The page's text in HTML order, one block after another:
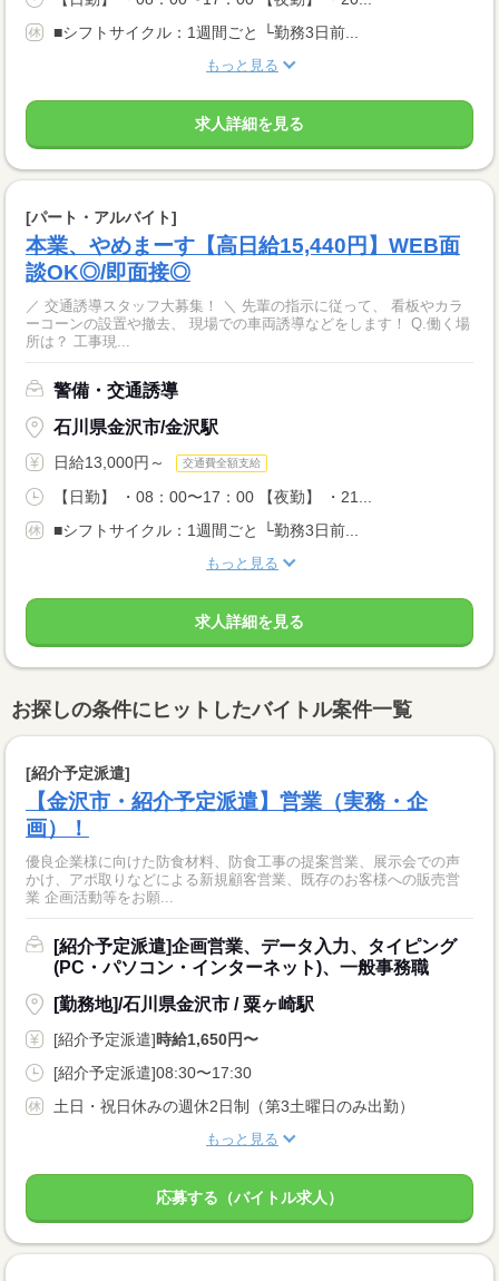
■シフトサイクル：1週間ごと └勤務3日前...
もっと見る
求人詳細を見る
[パート・アルバイト]
本業、やめまーす【高日給15,440円】WEB面
談OK◎/即面接◎
／ 交通誘導スタッフ大募集！ ＼ 先輩の指示に従って、 看板やカラ
ーコーンの設置や撤去、 現場での車両誘導などをします！ Q.働く場
所は？ 工事現...
警備・交通誘導
石川県金沢市/金沢駅
日給13,000円～ 交通費全額支給
【日勤】 ・08：00〜17：00 【夜勤】 ・21...
■シフトサイクル：1週間ごと └勤務3日前...
もっと見る
求人詳細を見る
お探しの条件にヒットしたバイトル案件一覧
[紹介予定派遣]
【金沢市・紹介予定派遣】営業（実務・企
画）！
優良企業様に向けた防食材料、防食工事の提案営業、展示会での声
かけ、アポ取りなどによる新規顧客営業、既存のお客様への販売営
業 企画活動等をお願...
[紹介予定派遣]企画営業、データ入力、タイピング
(PC・パソコン・インターネット)、一般事務職
[勤務地]/石川県金沢市 / 粟ヶ崎駅
[紹介予定派遣]時給1,650円〜
[紹介予定派遣]08:30〜17:30
土日・祝日休みの週休2日制（第3土曜日のみ出勤）
もっと見る
応募する（バイトル求人）